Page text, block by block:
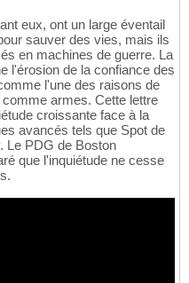
eux, ont un large éventail
sauver des vies, mais ils
en machines de guerre. La
l'érosion de la confiance des
l'une des raisons de
armes. Cette lettre
croissante face à la
avancés tels que Spot de
Le PDG de Boston
que l'inquiétude ne cesse